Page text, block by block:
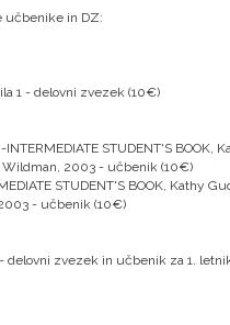
učbenike in DZ:
1 - delovni zvezek (10€)
INTERMEDIATE STUDENT'S BOOK,
2003 - učbenik (10€)
STUDENT'S BOOK, Kathy
- učbenik (10€)
delovni zvezek in učbenik za 1.